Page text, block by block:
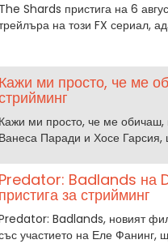
The Shards пристига на 6
на този FX сериал,
Кажи ми просто, че ме
Кажи ми просто, че ме
Ванеса Паради и Хосе
Predator: Badlands на
пристига за стрийминг
Badlands, новият
участието на Еле Фанинг,